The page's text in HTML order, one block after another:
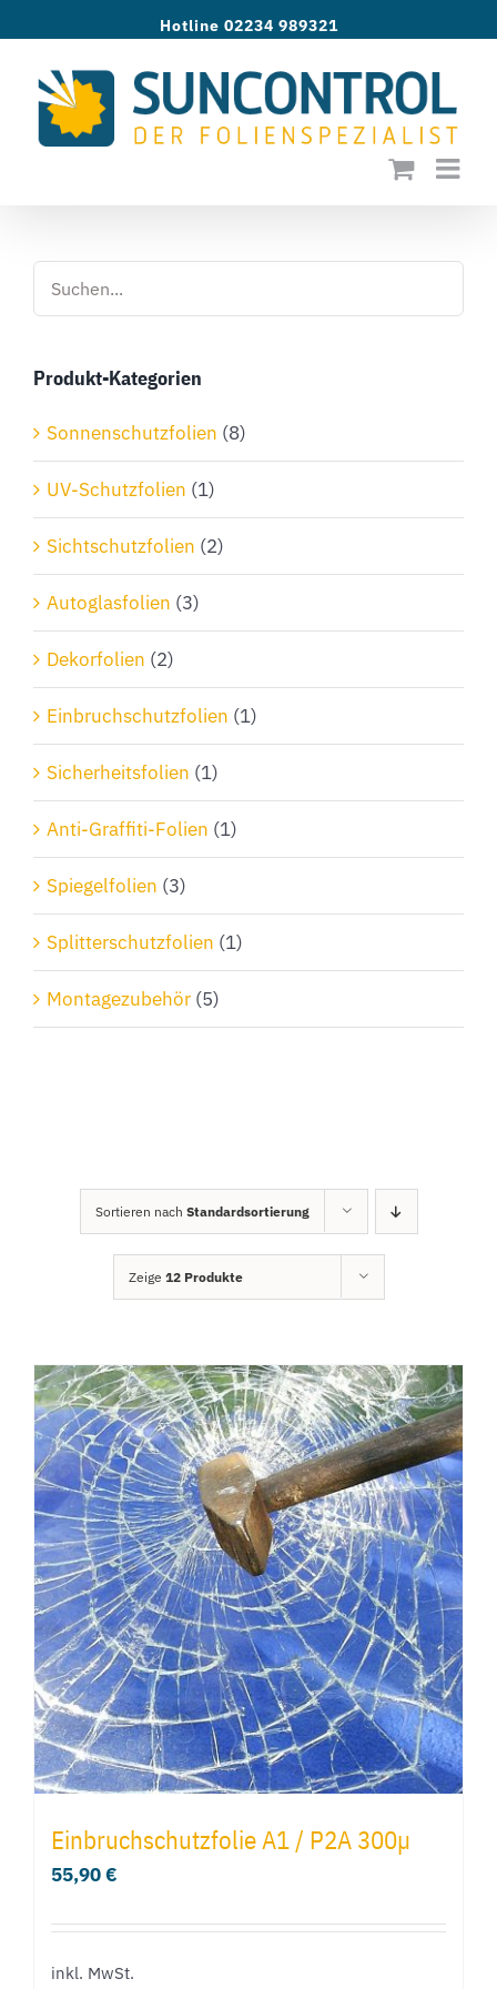
springen
Hotline 02234 989321
Sortieren nach Standardsortierung
Zeige 12 Produkte
Einbruchschutzfolie A1 / P2A 300µ
55,90€
inkl. MwSt.
Produkt-Kategorien
Sonnenschutzfolien (8)
UV-Schutzfolien (1)
Sichtschutzfolien (2)
Autoglasfolien (3)
Dekorfolien (2)
Einbruchschutzfolien (1)
Sicherheitsfolien (1)
Anti-Graffiti-Folien (1)
Spiegelfolien (3)
Splitterschutzfolien (1)
Montagezubehör (5)